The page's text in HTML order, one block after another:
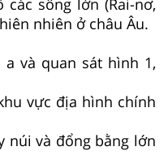
sông lớn (Rai-nơ,
nhiên ở châu Âu.
và quan sát hình 1,
vực địa hình chính
núi và đổng bằng lớn